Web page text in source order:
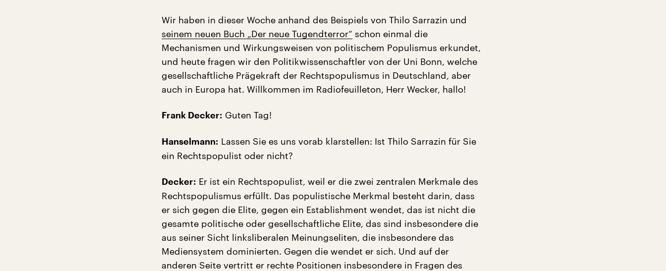
Wir haben in dieser Woche anhand des Beispiels von Thilo Sarrazin und
seinem neuen Buch „Der neue Tugendterror“ schon einmal die
Mechanismen und Wirkungsweisen von politischem Populismus erkundet,
und heute fragen wir den Politikwissenschaftler von der Uni Bonn, welche
gesellschaftliche Prägekraft der Rechtspopulismus in Deutschland, aber
auch in Europa hat. Willkommen im Radiofeuilleton, Herr Wecker, hallo!
Frank Decker: Guten Tag!
Hanselmann: Lassen Sie es uns vorab klarstellen: Ist Thilo Sarrazin für Sie
ein Rechtspopulist oder nicht?
Decker: Er ist ein Rechtspopulist, weil er die zwei zentralen Merkmale des
Rechtspopulismus erfüllt. Das populistische Merkmal besteht darin, dass
er sich gegen die Elite, gegen ein Establishment wendet, das ist nicht die
gesamte politische oder gesellschaftliche Elite, das sind insbesondere die
aus seiner Sicht linksliberalen Meinungseliten, die insbesondere das
Mediensystem dominierten. Gegen die wendet er sich. Und auf der
anderen Seite vertritt er rechte Positionen insbesondere in Fragen des